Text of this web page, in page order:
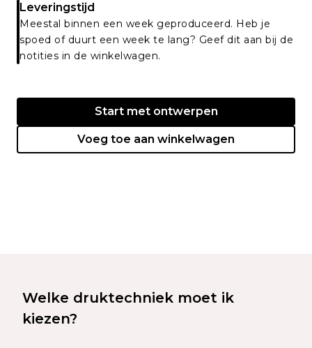
Leveringstijd
Meestal binnen een week geproduceerd. Heb je
spoed of duurt een week te lang? Geef dit aan bij de
notities in de winkelwagen.
Start met ontwerpen
Voeg toe aan winkelwagen
Welke druktechniek moet ik
kiezen?